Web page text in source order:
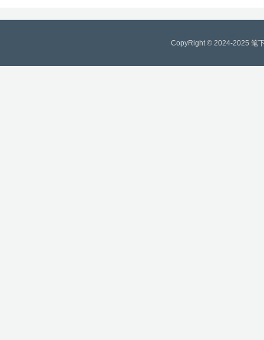
CopyRight © 2024-2025 笔